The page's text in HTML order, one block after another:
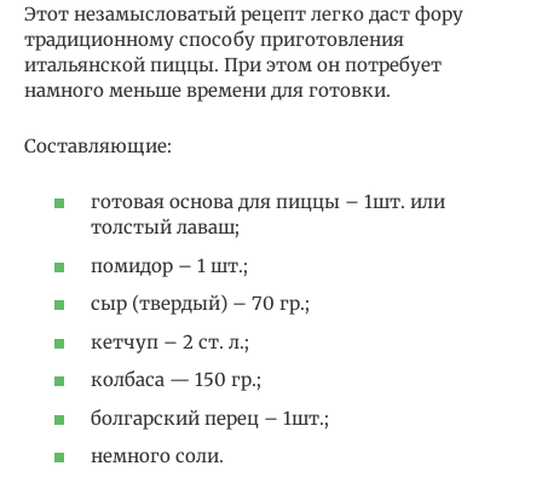
Этот незамысловатый рецепт легко даст фору
традиционному способу приготовления
итальянской пиццы. При этом он потребует
намного меньше времени для готовки.
Составляющие:
готовая основа для пиццы – 1шт. или
толстый лаваш;
помидор – 1 шт.;
сыр (твердый) – 70 гр.;
кетчуп – 2 ст. л.;
колбаса — 150 гр.;
болгарский перец – 1шт.;
немного соли.